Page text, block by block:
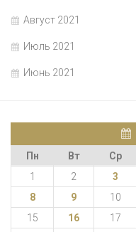
Август 2021
Июль 2021
Июнь 2021
Пн
Вт Ср
1
2 3
8
9 10
15
16 17